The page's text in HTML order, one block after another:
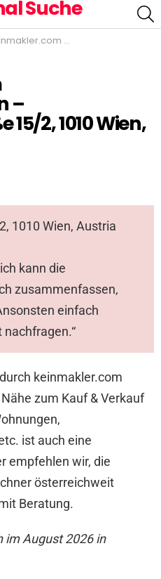
Privatimmobilien – Wipplingerstraße 15/2, 1010 Wien, Austria
–
2, 1010 Wien,
1010 Wien, Austria
kann die
zusammenfassen,
einfach
nachfragen.“
keinmakler.com
zum Kauf & Verkauf
ist auch eine
empfehlen wir, die
österreichweit
Beratung.
im August 2026 in